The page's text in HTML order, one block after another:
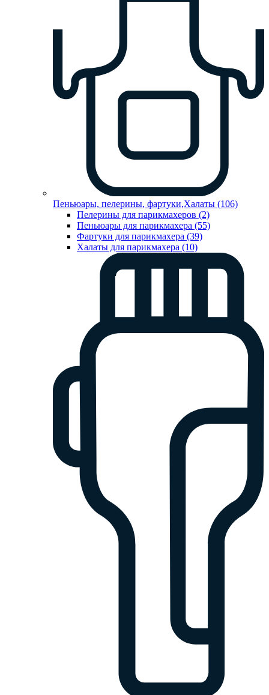
Пеньюары, пелерины, фартуки,Халаты (106)
Пелерины для парикмахеров (2)
Пеньюары для парикмахера (55)
Фартуки для парикмахера (39)
Халаты для парикмахера (10)